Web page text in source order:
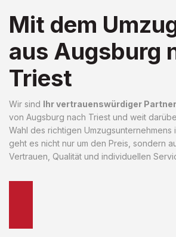
Mit dem
aus Augsburg
Triest
Wir sind Ihr vertrauenswürdiger Partner
von Augsburg nach Triest und weit
Wahl des richtigen Umzugsunternehmens
geht es nicht nur um den Preis, sondern
Vertrauen, Qualität und individuellen